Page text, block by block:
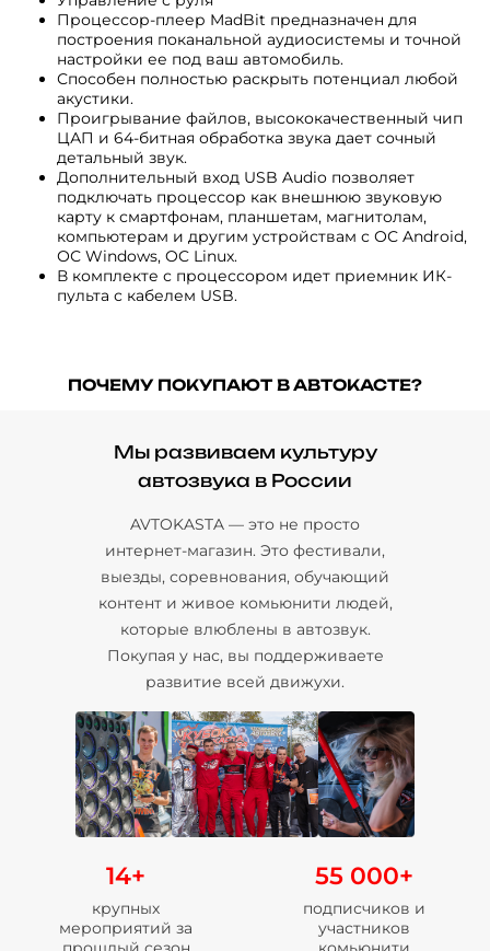
Процессор-плеер MadBit предназначен для
построения поканальной аудиосистемы и точной
настройки ее под ваш автомобиль.
Способен полностью раскрыть потенциал любой
акустики.
Проигрывание файлов, высококачественный чип
ЦАП и 64-битная обработка звука дает сочный
детальный звук.
Дополнительный вход USB Audio позволяет
подключать процессор как внешнюю звуковую
карту к смартфонам, планшетам, магнитолам,
компьютерам и другим устройствам с ОС Android,
ОС Windows, OC Linux.
В комплекте с процессором идет приемник ИК-
пульта с кабелем USB.
ПОЧЕМУ ПОКУПАЮТ В АВТОКАСТЕ?
Мы развиваем культуру
автозвука в России
AVTOKASTA — это не просто
интернет-магазин. Это фестивали,
выезды, соревнования, обучающий
контент и живое комьюнити людей,
которые влюблены в автозвук.
Покупая у нас, вы поддерживаете
развитие всей движухи.
14+
крупных
мероприятий за
55 000+
подписчиков и
участников